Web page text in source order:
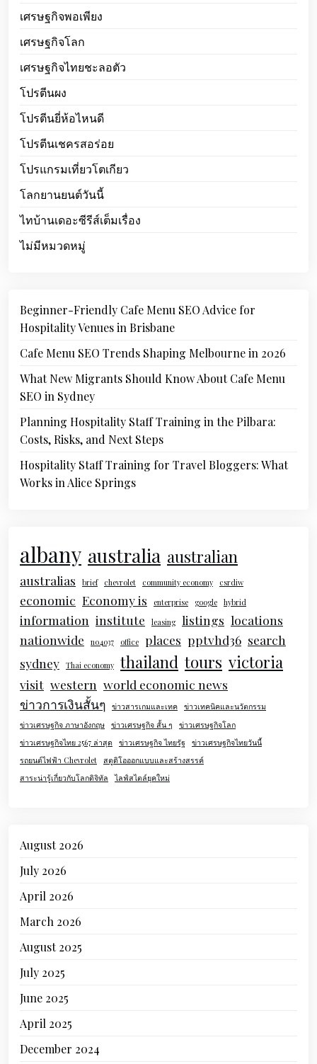
เศรษฐกิจพอเพียง
เศรษฐกิจโลก
เศรษฐกิจไทยชะลอตัว
โปรตีนผง
โปรตีนยี่ห้อไหนดี
โปรตีนเชครสอร่อย
โปรแกรมเที่ยวโตเกียว
โลกยานยนต์วันนี้
ไทบ้านเดอะซีรีส์เต็มเรื่อง
ไม่มีหมวดหมู่
Beginner-Friendly Cafe Menu SEO Advice for
Hospitality Venues in Brisbane
Cafe Menu SEO Trends Shaping Melbourne in 2026
What New Migrants Should Know About Cafe Menu
SEO in Sydney
Planning Hospitality Staff Training in the Pilbara:
Costs, Risks, and Next Steps
Hospitality Staff Training for Travel Bloggers: What
Works in Alice Springs
albany australia australian
australias brief chevrolet community economy csrdiw
economic Economy is enterprise google hybrid
information institute leasing listings locations
nationwide
no4037 office places pptvhd36 search
sydney Thai economy thailand tours victoria
visit western world economic news
ข่าวการเงินสั้นๆ ข่าวสารเกมและเทค ข่าวเทคนิคและนวัตกรรม
ข่าวเศรษฐกิจ ภาษาอังกฤษ ข่าวเศรษฐกิจ สั้น ๆ
ข่าวเศรษฐกิจโลก
ข่าวเศรษฐกิจไทย 2567 ล่าสุด
ข่าวเศรษฐกิจ ไทยรัฐ ข่าวเศรษฐกิจไทยวันนี้
รถยนต์ไฟฟ้า Chevrolet สตูดิโอออกแบบและสร้างสรรค์
สาระน่ารู้เกี่ยวกับโลกดิจิทัล
ไลฟ์สไตล์ยุคใหม่
August 2026
July 2026
April 2026
March 2026
August 2025
July 2025
June 2025
April 2025
December 2024